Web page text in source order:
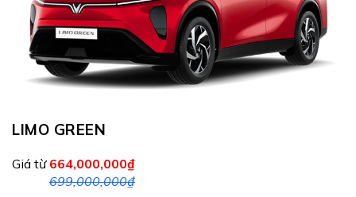
LIMO GREEN
Giá từ 664,000,000₫
699,000,000₫